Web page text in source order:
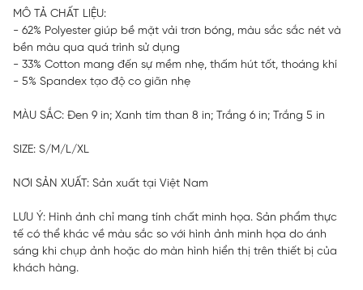
MÔ TẢ CHẤT LIỆU:
- 62% Polyester giúp bề mặt vải trơn bóng, màu sắc sắc nét và
bền màu qua quá trình sử dụng
- 33% Cotton mang đến sự mềm nhẹ, thấm hút tốt, thoáng khí
- 5% Spandex tạo độ co giãn nhẹ
MÀU SẮC: Đen 9 in; Xanh tím than 8 in; Trắng 6 in; Trắng 5 in
SIZE: S/M/L/XL
NƠI SẢN XUẤT: Sản xuất tại Việt Nam
LƯU Ý: Hình ảnh chỉ mang tính chất minh họa. Sản phẩm thực
tế có thể khác về màu sắc so với hình ảnh minh họa do ánh
sáng khi chụp ảnh hoặc do màn hình hiển thị trên thiết bị của
khách hàng.